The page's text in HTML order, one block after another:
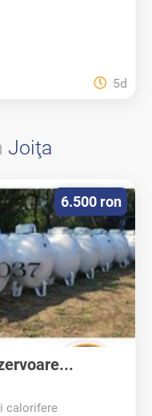
5d
Joiţa
calorifere
6.500 ron